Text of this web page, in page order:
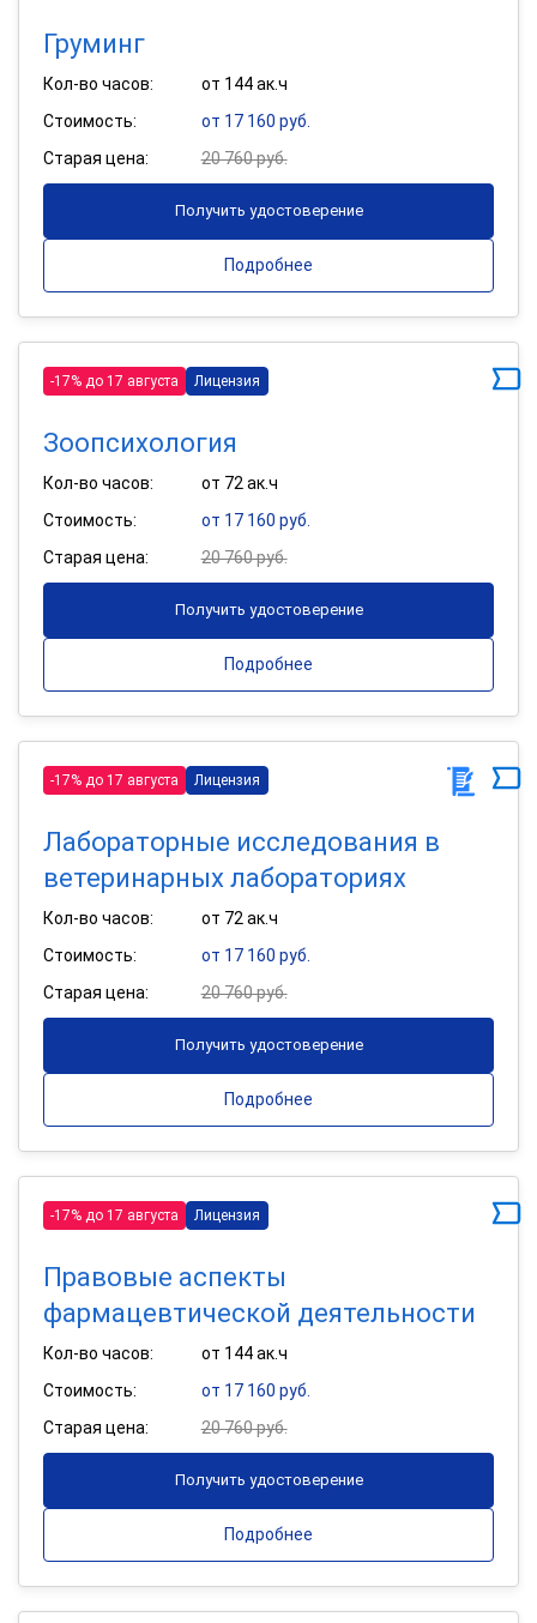
Груминг
Кол-во часов:
от 144 ак.ч
Стоимость:
от 17 160 руб.
Старая цена:
20 760 руб.
Получить удостоверение
Подробнее
-17% до 17 августа Лицензия
Зоопсихология
Кол-во часов:
от 72 ак.ч
Стоимость:
от 17 160 руб.
Старая цена:
20 760 руб.
Получить удостоверение
Подробнее
-17% до 17 августа Лицензия
Лабораторные исследования в
ветеринарных лабораториях
Кол-во часов:
от 72 ак.ч
Стоимость:
от 17 160 руб.
Старая цена:
20 760 руб.
Получить удостоверение
Подробнее
-17% до 17 августа Лицензия
Правовые аспекты
фармацевтической деятельности
Кол-во часов:
от 144 ак.ч
Стоимость:
от 17 160 руб.
Старая цена:
20 760 руб.
Получить удостоверение
Подробнее